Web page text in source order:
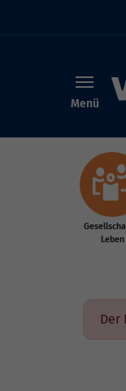
Menü
Leben
Der